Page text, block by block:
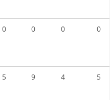
0 0 0 0
5 9 4 5